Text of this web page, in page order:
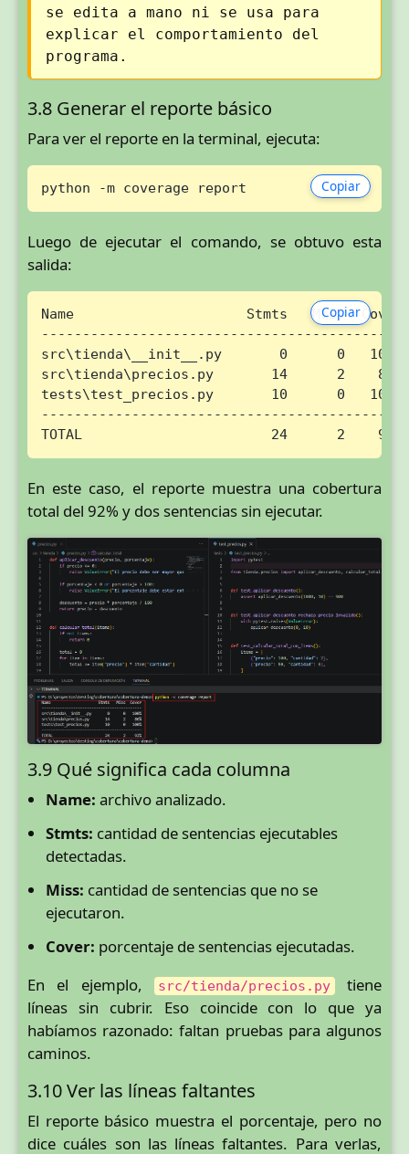
se edita a mano ni se usa para
explicar el comportamiento del
programa.
3.8 Generar el reporte básico
Para ver el reporte en la terminal, ejecuta:
Copiar
python -m coverage report
Luego de ejecutar el comando, se obtuvo esta
salida:
Copiar
Name                     Stmts   Miss  Cover
--------------------------------------------
src\tienda\__init__.py       0      0   100%
src\tienda\precios.py       14      2    86%
tests\test_precios.py       10      0   100%
--------------------------------------------
TOTAL                       24      2    92%
En este caso, el reporte muestra una cobertura
total del 92% y dos sentencias sin ejecutar.
3.9 Qué significa cada columna
Name: archivo analizado.
Stmts: cantidad de sentencias ejecutables
detectadas.
Miss: cantidad de sentencias que no se
ejecutaron.
Cover: porcentaje de sentencias ejecutadas.
En el ejemplo,
src/tienda/precios.py tiene
líneas sin cubrir. Eso coincide con lo que ya
habíamos razonado: faltan pruebas para algunos
caminos.
3.10 Ver las líneas faltantes
El reporte básico muestra el porcentaje, pero no
dice cuáles son las líneas faltantes. Para verlas,